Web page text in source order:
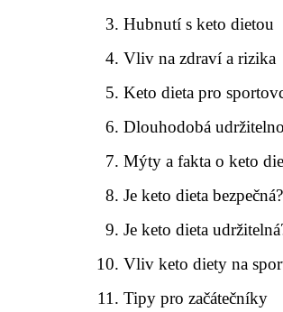
Hubnutí s keto dietou
Vliv na zdraví a rizika
Keto dieta pro
Dlouhodobá
Mýty a fakta o keto
Je keto dieta bezpečná?
Je keto dieta
Vliv keto diety na
Tipy pro začátečníky